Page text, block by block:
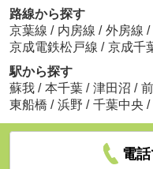
路線から探す
京葉線 / 内房線 / 外房線 /
京成電鉄松戸線 / 京成千
駅から探す
蘇我 / 本千葉 / 津田沼 /
東船橋 / 浜野 / 千葉中央 /
電